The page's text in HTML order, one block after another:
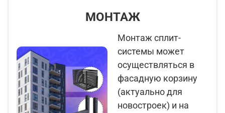
МОНТАЖ
Монтаж сплит-
системы может
осуществляться в
фасадную корзину
(актуально для
новостроек) и на